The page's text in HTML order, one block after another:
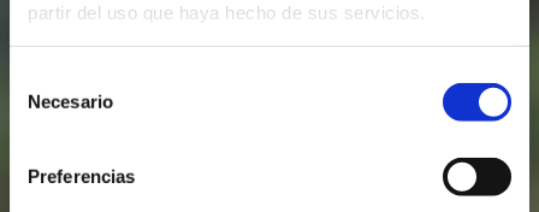
partir del uso que haya hecho de sus servicios.
Necesario
Preferencias